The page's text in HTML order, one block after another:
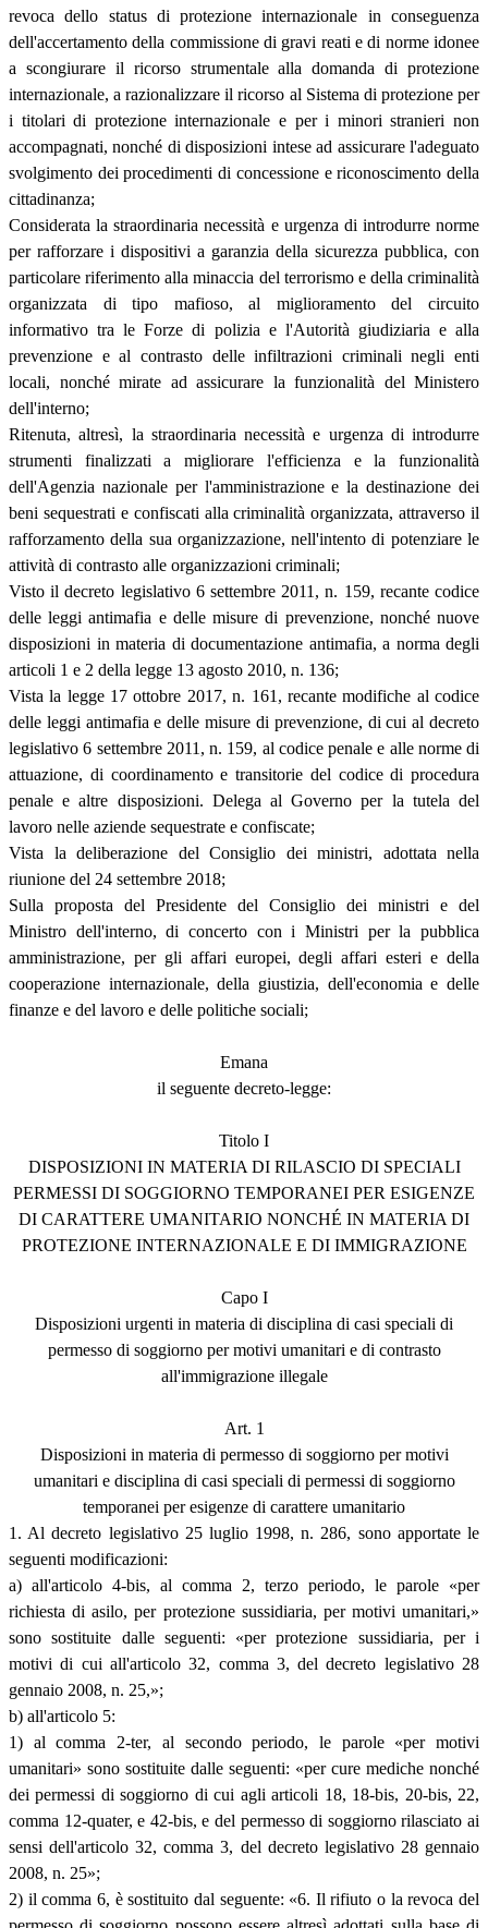
revoca dello status di protezione internazionale in conseguenza
dell'accertamento della commissione di gravi reati e di norme idonee
a scongiurare il ricorso strumentale alla domanda di protezione
internazionale, a razionalizzare il ricorso al Sistema di protezione per
i titolari di protezione internazionale e per i minori stranieri non
accompagnati, nonché di disposizioni intese ad assicurare l'adeguato
svolgimento dei procedimenti di concessione e riconoscimento della
cittadinanza;
Considerata la straordinaria necessità e urgenza di introdurre norme
per rafforzare i dispositivi a garanzia della sicurezza pubblica, con
particolare riferimento alla minaccia del terrorismo e della criminalità
organizzata di tipo mafioso, al miglioramento del circuito
informativo tra le Forze di polizia e l'Autorità giudiziaria e alla
prevenzione e al contrasto delle infiltrazioni criminali negli enti
locali, nonché mirate ad assicurare la funzionalità del Ministero
dell'interno;
Ritenuta, altresì, la straordinaria necessità e urgenza di introdurre
strumenti finalizzati a migliorare l'efficienza e la funzionalità
dell'Agenzia nazionale per l'amministrazione e la destinazione dei
beni sequestrati e confiscati alla criminalità organizzata, attraverso il
rafforzamento della sua organizzazione, nell'intento di potenziare le
attività di contrasto alle organizzazioni criminali;
Visto il decreto legislativo 6 settembre 2011, n. 159, recante codice
delle leggi antimafia e delle misure di prevenzione, nonché nuove
disposizioni in materia di documentazione antimafia, a norma degli
articoli 1 e 2 della legge 13 agosto 2010, n. 136;
Vista la legge 17 ottobre 2017, n. 161, recante modifiche al codice
delle leggi antimafia e delle misure di prevenzione, di cui al decreto
legislativo 6 settembre 2011, n. 159, al codice penale e alle norme di
attuazione, di coordinamento e transitorie del codice di procedura
penale e altre disposizioni. Delega al Governo per la tutela del
lavoro nelle aziende sequestrate e confiscate;
Vista la deliberazione del Consiglio dei ministri, adottata nella
riunione del 24 settembre 2018;
Sulla proposta del Presidente del Consiglio dei ministri e del
Ministro dell'interno, di concerto con i Ministri per la pubblica
amministrazione, per gli affari europei, degli affari esteri e della
cooperazione internazionale, della giustizia, dell'economia e delle
finanze e del lavoro e delle politiche sociali;
Emana
il seguente decreto-legge:
Titolo I
DISPOSIZIONI IN MATERIA DI RILASCIO DI SPECIALI
PERMESSI DI SOGGIORNO TEMPORANEI PER ESIGENZE
DI CARATTERE UMANITARIO NONCHÉ IN MATERIA DI
PROTEZIONE INTERNAZIONALE E DI IMMIGRAZIONE
Capo I
Disposizioni urgenti in materia di disciplina di casi speciali di
permesso di soggiorno per motivi umanitari e di contrasto
all'immigrazione illegale
Art. 1
Disposizioni in materia di permesso di soggiorno per motivi
umanitari e disciplina di casi speciali di permessi di soggiorno
temporanei per esigenze di carattere umanitario
1. Al decreto legislativo 25 luglio 1998, n. 286, sono apportate le
seguenti modificazioni:
a) all'articolo 4-bis, al comma 2, terzo periodo, le parole «per
richiesta di asilo, per protezione sussidiaria, per motivi umanitari,»
sono sostituite dalle seguenti: «per protezione sussidiaria, per i
motivi di cui all'articolo 32, comma 3, del decreto legislativo 28
gennaio 2008, n. 25,»;
b) all'articolo 5:
1) al comma 2-ter, al secondo periodo, le parole «per motivi
umanitari» sono sostituite dalle seguenti: «per cure mediche nonché
dei permessi di soggiorno di cui agli articoli 18, 18-bis, 20-bis, 22,
comma 12-quater, e 42-bis, e del permesso di soggiorno rilasciato ai
sensi dell'articolo 32, comma 3, del decreto legislativo 28 gennaio
2008, n. 25»;
2) il comma 6, è sostituito dal seguente: «6. Il rifiuto o la revoca del